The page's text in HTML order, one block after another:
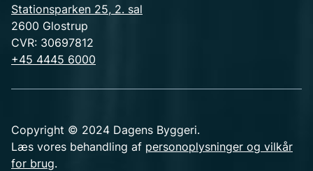
Stationsparken 25, 2. sal
2600 Glostrup
CVR: 30697812
+45 4445 6000
Copyright © 2024 Dagens Byggeri.
Læs vores behandling af personoplysninger og vilkår
for brug.